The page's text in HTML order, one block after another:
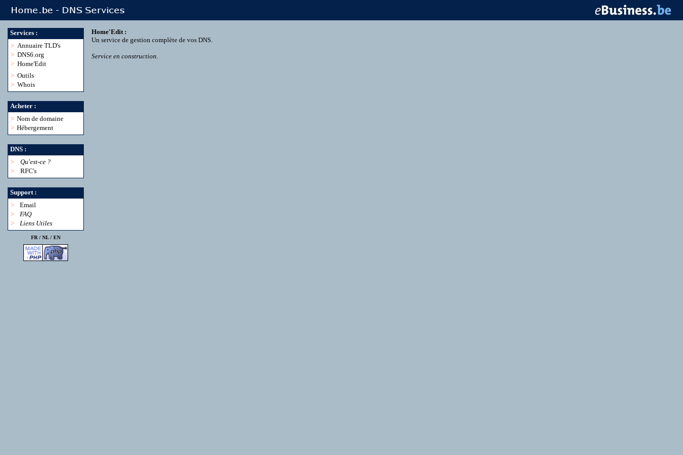
Services :
> Annuaire TLD's
> DNS6.org
> Home'Edit
> Outils
> Whois
Acheter :
> Nom de domaine
> Hébergement
DNS :
>
Qu'est-ce ?
>
RFC's
Support :
>
Email
>
FAQ
>
Liens Utiles
FR / NL/ EN
Home'Edit :
Un service de gestion complète de vos DNS.
Service en construction.